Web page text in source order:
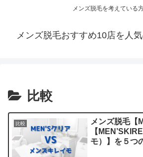
メンズ脱毛を考えている
メンズ脱毛おすすめ10店を人
比較
比較
メンズ脱毛【
【
モ）】を５つ